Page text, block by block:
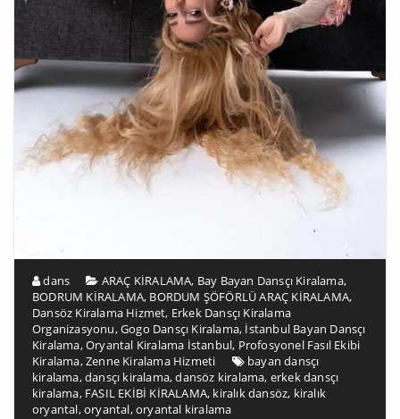
dans ARAÇ KİRALAMA, Bay Bayan Dansçı Kiralama,
BODRUM KİRALAMA, BORDUM ŞÖFÖRLÜ ARAÇ KİRALAMA,
Dansöz Kiralama Hizmet, Erkek Dansçı Kiralama
Organizasyonu,Gogo Dansçı Kiralama, İstanbul Bayan Dansçı
Kiralama,Oryantal Kiralama İstanbul, Profosyonel Fasıl Ekibi
Kiralama,Zenne Kiralama Hizmeti
bayan dansçı
kiralama,dansçı kiralama,dansöz kiralama, erkek dansçı
kiralama, FASIL EKİBİ KİRALAMA, kiralık dansöz, kiralık
oryantal,oryantal,oryantal kiralama